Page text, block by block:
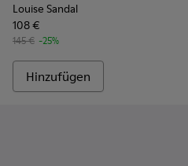
Louise Sandal
108 €
145 € -25%
Hinzufügen